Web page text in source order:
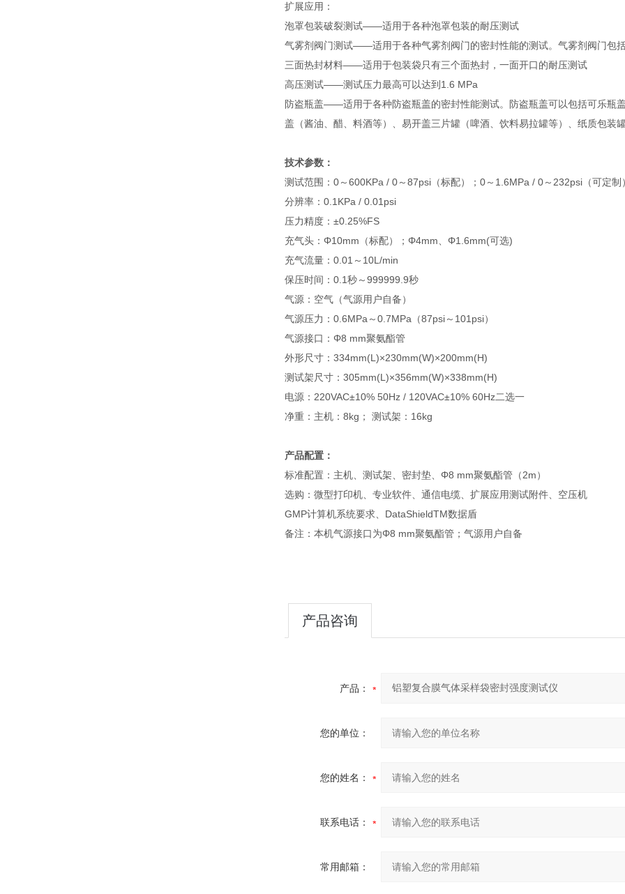
扩展应用：
泡罩包装破裂测试——适用于各种泡罩包装的耐压测试
气雾剂阀门测试——适用于各种气雾剂阀门的密封性能的测试。气雾剂阀门包
三面热封材料——适用于包装袋只有三个面热封，一面开口的耐压测试
高压测试——测试压力最高可以达到1.6 MPa
防盗瓶盖——适用于各种防盗瓶盖的密封性能测试。防盗瓶盖可以包括可乐瓶
盖（酱油、醋、料酒等）、易开盖三片罐（啤酒、饮料易拉罐等）、纸质包装
技术参数：
测试范围：0～600KPa / 0～87psi（标配）；0～1.6MPa / 0～232psi（可定制）
分辨率：0.1KPa / 0.01psi
压力精度：±0.25%FS
充气头：Φ10mm（标配）；Φ4mm、Φ1.6mm(可选)
充气流量：0.01～10L/min
保压时间：0.1秒～999999.9秒
气源：空气（气源用户自备）
气源压力：0.6MPa～0.7MPa（87psi～101psi）
气源接口：Φ8 mm聚氨酯管
外形尺寸：334mm(L)×230mm(W)×200mm(H)
测试架尺寸：305mm(L)×356mm(W)×338mm(H)
电源：220VAC±10% 50Hz / 120VAC±10% 60Hz二选一
净重：主机：8kg； 测试架：16kg
产品配置：
标准配置：主机、测试架、密封垫、Φ8 mm聚氨酯管（2m）
选购：微型打印机、专业软件、通信电缆、扩展应用测试附件、空压机
GMP计算机系统要求、DataShieldTM数据盾
备注：本机气源接口为Φ8 mm聚氨酯管；气源用户自备
产品咨询
产品：
您的单位：
您的姓名：
联系电话：
常用邮箱：